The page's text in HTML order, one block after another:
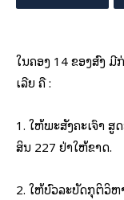
ໃນຄອງ 14 ຂອງສົງ
ເລີຍ ຄື :
1. ໃຫ້ພະສັງຄະເຈົ້າ
ສິນ 227 ຢ່າໃຫ້ຂາດ.
2. ໃຫ້ບົວລະບັດ​ກຸຕິວິ